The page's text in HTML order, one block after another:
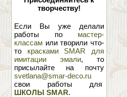
творчеству!
Если Вы уже делали
работы по мастер-
классам или творили что-
то красками SMAR для
имитации эмали, то
присылайте на почту
svetlana@smar-deco.ru
свои работы для
ШКОЛЫ SMAR.